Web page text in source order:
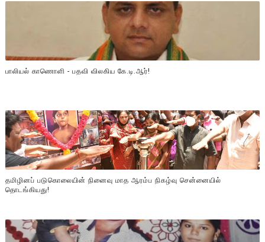
பாலியல் காணொளி - பதவி விலகிய கே.டி.ஆர்!
தமிழினப் படுகொலையின் நினைவு மாத ஆரம்ப நிகழ்வு சென்னையில்
தொடங்கியது!